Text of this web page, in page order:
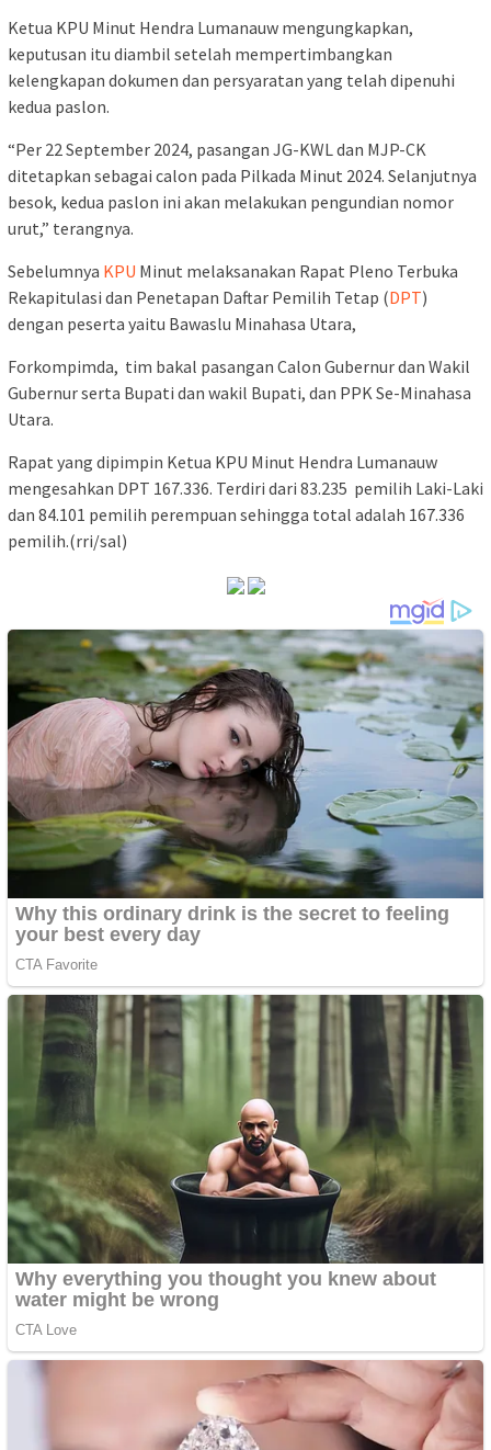
Ketua KPU Minut Hendra Lumanauw mengungkapkan,
keputusan itu diambil setelah mempertimbangkan
kelengkapan dokumen dan persyaratan yang telah dipenuhi
kedua paslon.
“Per 22 September 2024, pasangan JG-KWL dan MJP-CK
ditetapkan sebagai calon pada Pilkada Minut 2024. Selanjutnya
besok, kedua paslon ini akan melakukan pengundian nomor
urut,” terangnya.
Sebelumnya KPU Minut melaksanakan Rapat Pleno Terbuka
Rekapitulasi dan Penetapan Daftar Pemilih Tetap (DPT)
dengan peserta yaitu Bawaslu Minahasa Utara,
Forkompimda, tim bakal pasangan Calon Gubernur dan Wakil
Gubernur serta Bupati dan wakil Bupati, dan PPK Se-Minahasa
Utara.
Rapat yang dipimpin Ketua KPU Minut Hendra Lumanauw
mengesahkan DPT 167.336. Terdiri dari 83.235 pemilih Laki-Laki
dan 84.101 pemilih perempuan sehingga total adalah 167.336
pemilih.(rri/sal)